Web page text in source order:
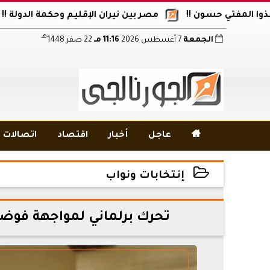
مصر بين نيران الإقليم وحكمة الدولة !! حسون !!
الجمعة 11:16 مـ هـ
 عاجل أخبار اقتصاد اتصالات
إنتخابات ونواب
2026-06-03 13:20:27
تحرك برلماني لمواجهة